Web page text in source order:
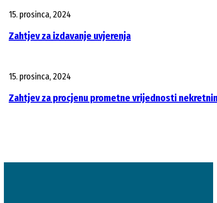
15. prosinca, 2024
Zahtjev za izdavanje uvjerenja
15. prosinca, 2024
Zahtjev za procjenu prometne vrijednosti